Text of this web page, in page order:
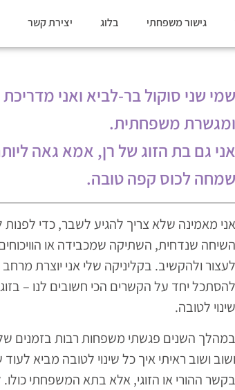
גישור משפחתי בלוג יצירת קשר
שמי שני סוקול בר-לביא ואני מדריכת
ומגשרת משפחתית.
אני גם בת הזוג של רן, אמא גאה
שמחה לכוס קפה טובה.
אני מאמינה שלא צריך להגיע לשבר, כדי
השיחה שנדחית, השתיקה שמכבידה או
לעצור ולהקשיב. בקליניקה שלי אני יוצרת
להסתכל יחד על הקשרים הכי חשובים לנו –
שינוי לטובה.
במהלך השנים פגשתי משפחות רבות בזמנים
ושוב ושוב ראיתי איך כל שינוי לטובה מביא לעוד
בקשר ההורי או הזוגי, אלא בתא המשפחתי